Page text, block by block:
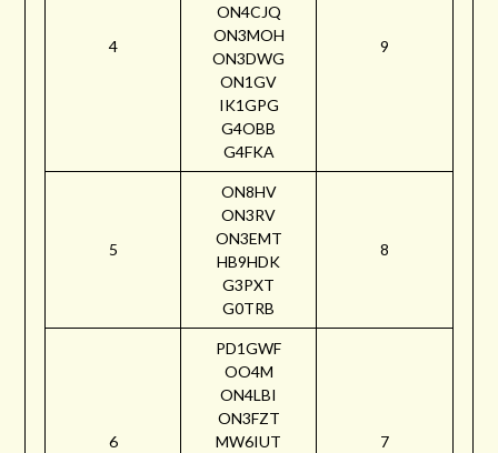
4
ON4CJQ
ON3MOH
ON3DWG
ON1GV
IK1GPG
G4OBB
G4FKA
9
5
ON8HV
ON3RV
ON3EMT
HB9HDK
G3PXT
G0TRB
8
6
PD1GWF
OO4M
ON4LBI
ON3FZT
MW6IUT
7